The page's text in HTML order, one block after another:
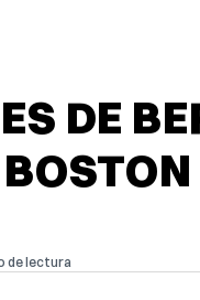
DE
de lectura